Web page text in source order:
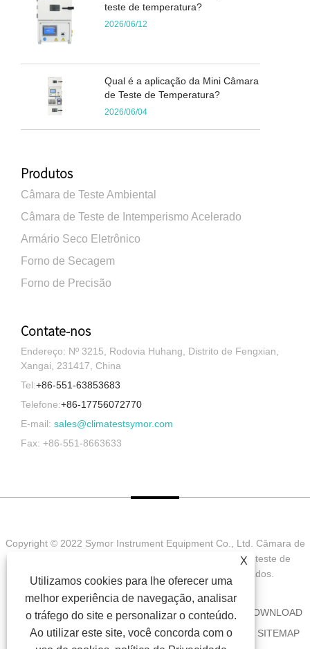
X
Utilizamos cookies para lhe oferecer uma
melhor experiência de navegação, analisar
o tráfego do site e personalizar o conteúdo.
Ao utilizar este site, você concorda com o
teste de temperatura?
2026/06/12
Qual é a aplicação da Mini Câmara
de Teste de Temperatura?
2026/06/04
Produtos
Câmara de Teste Ambiental
Câmara de Teste de Intemperismo Acelerado
Armário Seco Eletrônico
Forno de Secagem
Forno de Precisão
Contate-nos
Endereço: Nº 3215, Rodovia Huhang, Distrito de Fengxian,
Xangai, 231417, China
Tel:+86-551-63853683
Telefone:+86-17756072770
E-mail: sales@climatestsymor.com
Fax: +86-551-8663633
Copyright © 2022 Symor Instrument Equipment Co., Ltd. Câmara de
teste ambiental, gabinete seco eletrônico, câmara de teste de
intemperismo acelerado Todos os direitos reservados.
CASA SOBRE NÓS PRODUTOS NOTÍCIA
DOWNLOAD
ENVIAR CONSULTA
CONTATE-NOS LINKS
SITEMAP